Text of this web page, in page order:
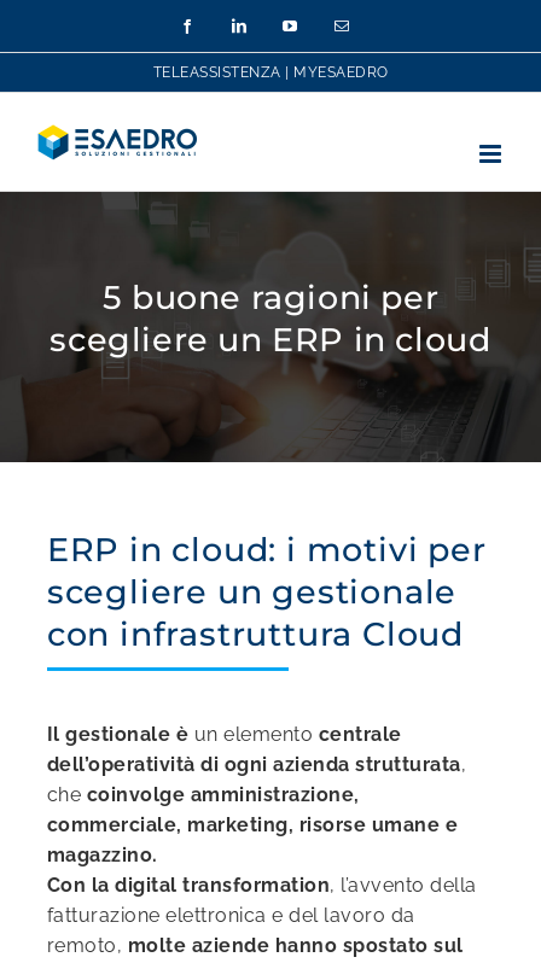
FacebookLinkedInYouTubeEmail
TELEASSISTENZA MYESAEDRO
5 buone ragioni per
scegliere un ERP in cloud
ERP in cloud: i motivi per
scegliere un gestionale
con infrastruttura Cloud
Il gestionale è un elemento centrale
dell’operatività di ogni azienda strutturata,
che coinvolge amministrazione,
commerciale, marketing, risorse umane e
magazzino.
Con la digital transformation, l’avvento della
fatturazione elettronica e del lavoro da
remoto, molte aziende hanno spostato sul